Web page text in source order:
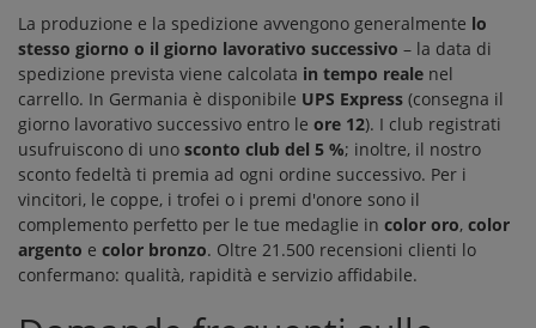
La produzione e la spedizione avvengono generalmente lo
stesso giorno o il giorno lavorativo successivo – la data di
spedizione prevista viene calcolata in tempo reale nel
carrello. In Germania è disponibile UPS Express (consegna il
giorno lavorativo successivo entro le ore 12). I club registrati
usufruiscono di uno sconto club del 5 %; inoltre, il nostro
sconto fedeltà ti premia ad ogni ordine successivo. Per i
vincitori, le coppe, i trofei o i premi d'onore sono il
complemento perfetto per le tue medaglie in color oro, color
argento e color bronzo. Oltre 21.500 recensioni clienti lo
confermano: qualità, rapidità e servizio affidabile.